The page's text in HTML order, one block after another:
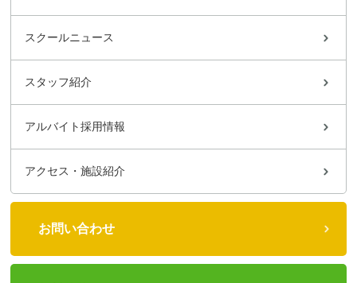
スクールニュース
スタッフ紹介
アルバイト採用情報
アクセス・施設紹介
お問い合わせ